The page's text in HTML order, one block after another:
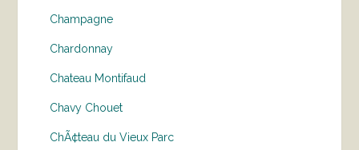
Champagne
Chardonnay
Chateau Montifaud
Chavy Chouet
ChÃ¢teau du Vieux Parc